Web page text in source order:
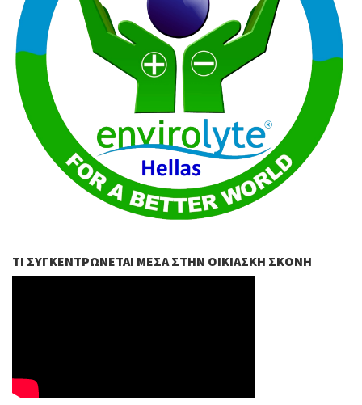
ΤΙ ΣΥΓΚΕΝΤΡΏΝΕΤΑΙ ΜΈΣΑ ΣΤΗΝ ΟΙΚΙΑΣΚΉ ΣΚΌΝΗ